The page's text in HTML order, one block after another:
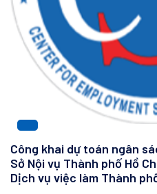
Công khai dự toán ngân
Sở Nội vụ Thành phố Hồ
Dịch vụ việc làm Thành